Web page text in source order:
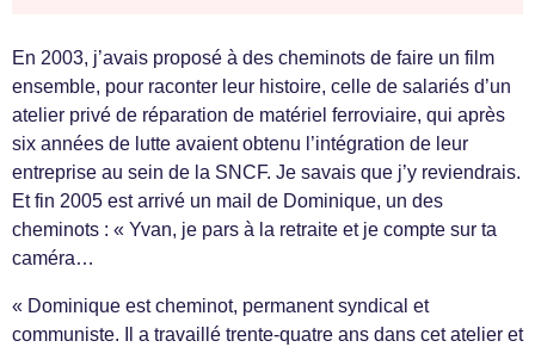
En 2003, j’avais proposé à des cheminots de faire un film
ensemble, pour raconter leur histoire, celle de salariés d’un
atelier privé de réparation de matériel ferroviaire, qui après
six années de lutte avaient obtenu l’intégration de leur
entreprise au sein de la SNCF. Je savais que j’y reviendrais.
Et fin 2005 est arrivé un mail de Dominique, un des
cheminots : « Yvan, je pars à la retraite et je compte sur ta
caméra…
« Dominique est cheminot, permanent syndical et
communiste. Il a travaillé trente-quatre ans dans cet atelier et